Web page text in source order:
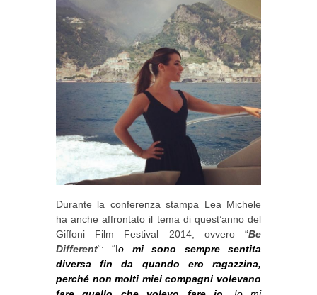
Durante la conferenza stampa Lea Michele
ha anche affrontato il tema di quest’anno del
Giffoni Film Festival 2014, ovvero “Be
Different“: “Io mi sono sempre sentita
diversa fin da quando ero ragazzina,
perché non molti miei compagni volevano